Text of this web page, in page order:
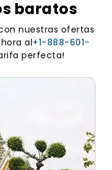
baratos
nuestras ofertas
al+1-888-601-
perfecta!